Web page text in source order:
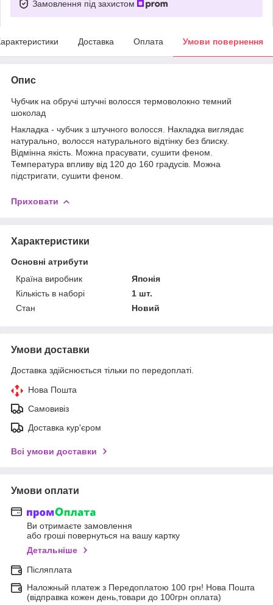
Замовлення під захистом
Доставка Оплата Умови повернення
Опис
Чубчик на обручі штучні волосся термоволокно темний
шоколад
Накладка - чубчик з штучного волосся. Накладка виглядає
натурально, волосся натурального відтінку без блиску.
Відмінна якість. Можна прасувати, сушити феном.
Температура впливу від 120 до 160 градусів. Можна
підстригати, сушити феном.
Приховати
Характеристики
Основні атрибути
Країна виробник
Японія
Кількість в наборі
1 шт.
Стан
Новий
Умови доставки
Доставка здійснюється тільки по передоплаті.
Нова Пошта
Самовивіз
Доставка кур'єром
Всі умови доставки
Умови оплати
Ви отримаєте замовлення
або гроші повернуться на вашу картку
Детальніше
Післяплата
Наложный платеж з Передоплатою 100 грн! Нова Пошта
(відправка кожен день,товари до 100грн оплата)